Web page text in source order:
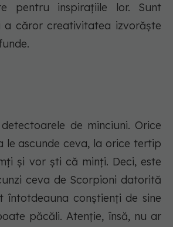
pentru inspirațiile lor. Sunt
a căror creativitatea izvorăște
de minciuni. Orice
le ascunde ceva, la orice tertip
și vor ști că minți. Deci, este
ceva de Scorpioni datorită
întotdeauna conștienți de sine
păcăli. Atenție, însă, nu ar